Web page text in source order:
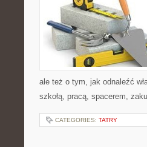
ale też o tym, jak odnaleźć
szkołą, pracą, spacerem,
CATEGORIES: TATRY